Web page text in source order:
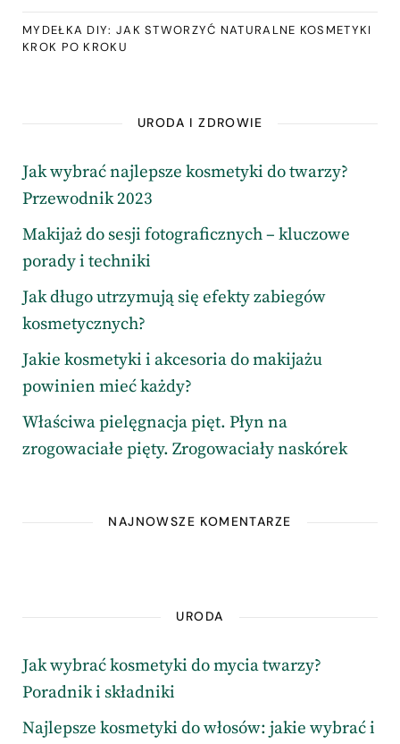
MYDEŁKA DIY: JAK STWORZYĆ NATURALNE KOSMETYKI
KROK PO KROKU
URODA I ZDROWIE
Jak wybrać najlepsze kosmetyki do twarzy?
Przewodnik 2023
Makijaż do sesji fotograficznych – kluczowe
porady i techniki
Jak długo utrzymują się efekty zabiegów
kosmetycznych?
Jakie kosmetyki i akcesoria do makijażu
powinien mieć każdy?
Właściwa pielęgnacja pięt. Płyn na
zrogowaciałe pięty. Zrogowaciały naskórek
NAJNOWSZE KOMENTARZE
URODA
Jak wybrać kosmetyki do mycia twarzy?
Poradnik i składniki
Najlepsze kosmetyki do włosów: jakie wybrać i